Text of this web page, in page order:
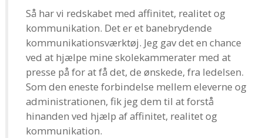
Så har vi redskabet med affinitet, realitet og
kommunikation. Det er et banebrydende
kommunikationsværktøj. Jeg gav det en chance
ved at hjælpe mine skolekammerater med at
presse på for at få det, de ønskede, fra ledelsen.
Som den eneste forbindelse mellem eleverne og
administrationen, fik jeg dem til at forstå
hinanden ved hjælp af affinitet, realitet og
kommunikation.